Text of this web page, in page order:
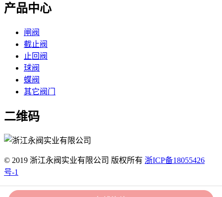
产品中心
闸阀
截止阀
止回阀
球阀
蝶阀
其它阀门
二维码
© 2019 浙江永阀实业有限公司 版权所有 浙ICP备18055426
号-1
51La